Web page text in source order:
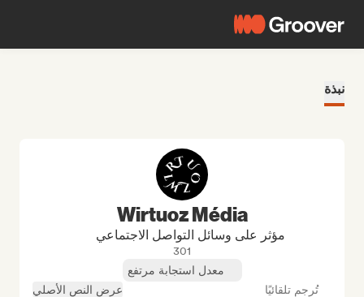
نبذة
Wirtuoz Média
مؤثر على وسائل التواصل الاجتماعي
301
معدل استجابة مرتفع
تُرجم تلقائيًا
عرض النص الأصلي